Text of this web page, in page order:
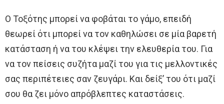
Ο Τοξότης μπορεί να φοβάται το γάμο, επειδή
θεωρεί ότι μπορεί να τον καθηλώσει σε μία βαρετή
κατάσταση ή να του κλέψει την ελευθερία του. Για
να τον πείσεις συζήτα μαζί του για τις μελλοντικές
σας περιπέτειες σαν ζευγάρι. Και δείξ’ του ότι μαζί
σου θα ζει μόνο απρόβλεπτες καταστάσεις.